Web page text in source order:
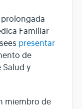
Familiar
presentar
de
Salud y
miembro de